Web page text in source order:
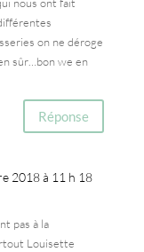
nous ont fait
on ne déroge
sûr…bon we en
Réponse
2018 à 11 h 18
pas à la
Louisette